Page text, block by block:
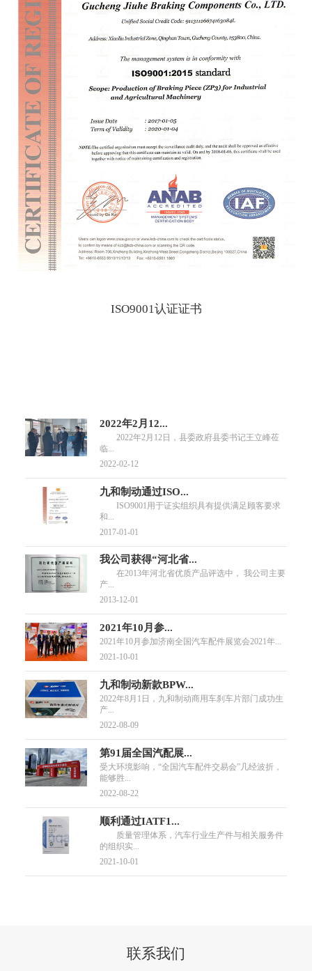
ISO9001认证证书
2022年2月12...
2022年2月12日，县委政府县委书记王立峰莅
临...
2022-02-12
九和制动通过ISO...
ISO9001用于证实组织具有提供满足顾客要求
和...
2017-01-01
我公司获得“河北省...
在2013年河北省优质产品评选中， 我公司主要
产...
2013-12-01
2021年10月参...
2021年10月参加济南全国汽车配件展览会2021年...
2021-10-01
九和制动新款BPW...
2022年8月1日，九和制动商用车刹车片部门成功生
产...
2022-08-09
第91届全国汽配展...
受大环境影响，“全国汽车配件交易会”几经波折，
能够胜...
2022-08-22
顺利通过IATF1...
质量管理体系，汽车行业生产件与相关服务件
的组织实...
2021-10-01
联系我们